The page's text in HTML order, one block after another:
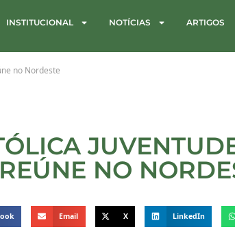
INSTITUCIONAL NOTÍCIAS ARTIGOS
no Nordeste
NO
Email X LinkedIn